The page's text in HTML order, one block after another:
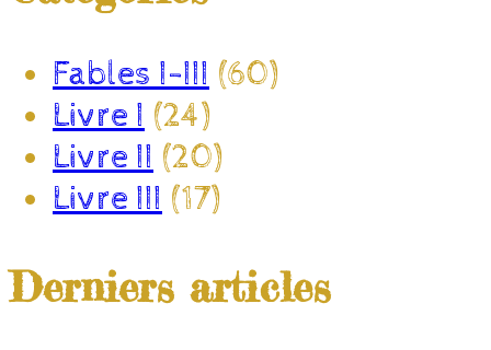
Fables I-III (60)
Livre I (24)
Livre II (20)
Livre III (17)
Derniers articles